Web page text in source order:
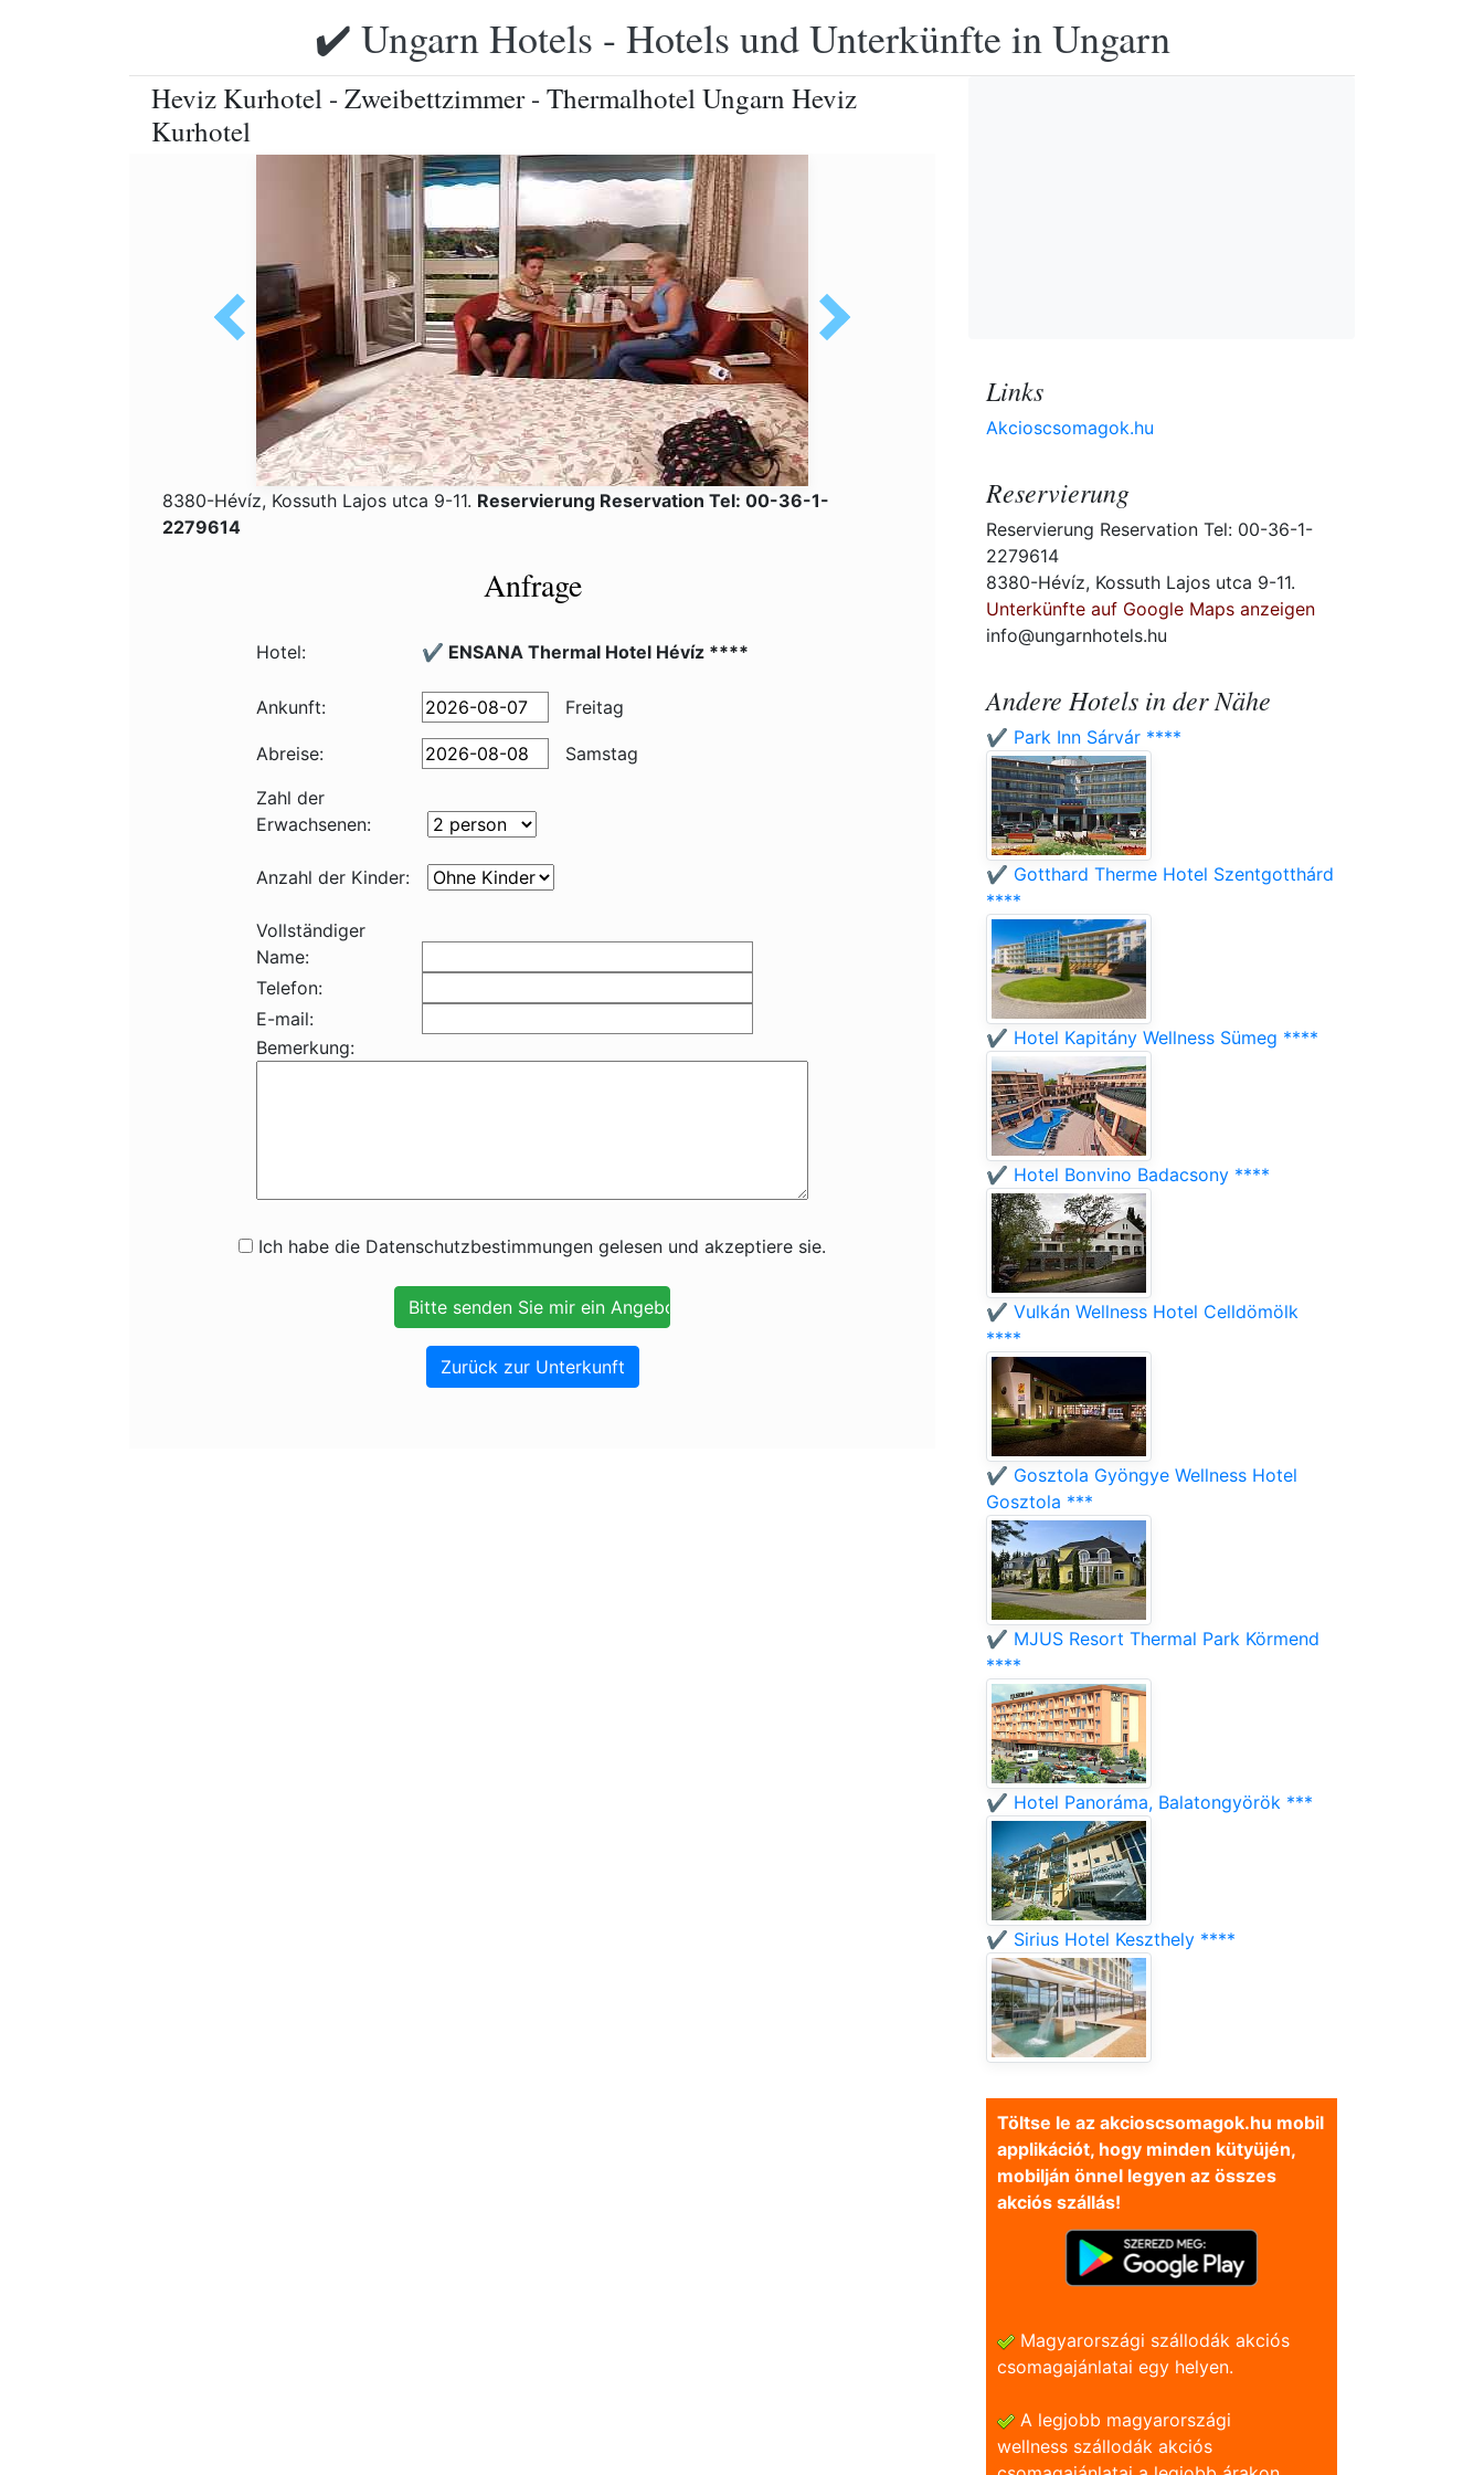
✔️ Ungarn Hotels - Hotels und Unterkünfte in Ungarn
Heviz Kurhotel - Zweibettzimmer - Thermalhotel Ungarn Heviz
Kurhotel
8380-Hévíz, Kossuth Lajos utca 9-11. Reservierung Reservation Tel: 00-36-1-
2279614
Anfrage
Hotel: ✔️ ENSANA Thermal Hotel Hévíz ****
Ankunft: Freitag
Abreise:
Samstag
Zahl der
Erwachsenen:
Anzahl der Kinder:
Vollständiger
Name:
Telefon:
E-mail:
Bemerkung:
Ich habe die Datenschutzbestimmungen gelesen und akzeptiere sie.
Zurück zur Unterkunft
Links
Akcioscsomagok.hu
Reservierung
Reservierung Reservation Tel: 00-36-1-
2279614
8380-Hévíz, Kossuth Lajos utca 9-11.
Unterkünfte auf Google Maps anzeigen
info@ungarnhotels.hu
Andere Hotels in der Nähe
✔️ Park Inn Sárvár ****
✔️ Gotthard Therme Hotel Szentgotthárd
****
✔️ Hotel Kapitány Wellness Sümeg ****
✔️ Hotel Bonvino Badacsony ****
✔️ Vulkán Wellness Hotel Celldömölk
****
✔️ Gosztola Gyöngye Wellness Hotel
Gosztola ***
✔️ MJUS Resort Thermal Park Körmend
****
✔️ Hotel Panoráma, Balatongyörök ***
✔️ Sirius Hotel Keszthely ****
Töltse le az akcioscsomagok.hu mobil
applikációt, hogy minden kütyüjén,
mobilján önnel legyen az összes
akciós szállás!
Magyarországi szállodák akciós
csomagajánlatai egy helyen.
A legjobb magyarországi
wellness szállodák akciós